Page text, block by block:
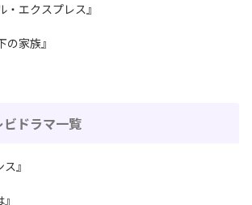
・エクスプレス』
の家族』
ドラマ一覧
』